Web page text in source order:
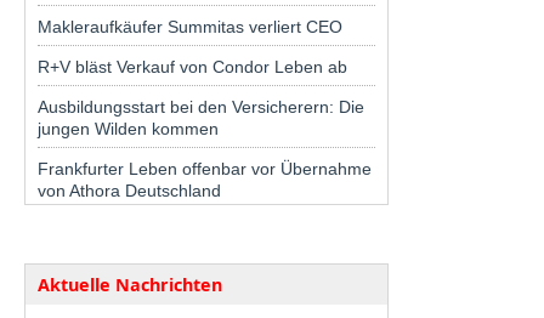
Makleraufkäufer Summitas verliert CEO
R+V bläst Verkauf von Condor Leben ab
Ausbildungsstart bei den Versicherern: Die
jungen Wilden kommen
Frankfurter Leben offenbar vor Übernahme
von Athora Deutschland
Aktuelle Nachrichten